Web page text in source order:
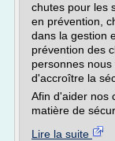
chutes pour les
en prévention,
dans la gestion
prévention des
personnes
d'accroître la
Afin d'aider nos
matière de
Lire la suite